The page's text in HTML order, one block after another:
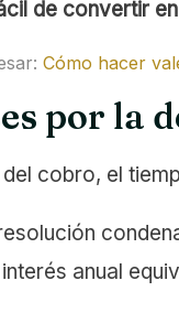
de convertir
Cómo hacer
por la
cobro, el
anual